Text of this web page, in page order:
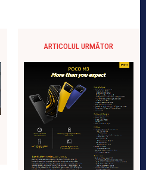
ARTICOLUL URMĂTOR